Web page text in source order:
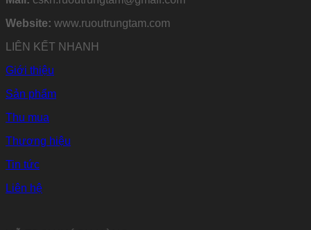
Website: www.ruoutrungtam.com
LIÊN KẾT NHANH
Giới thiệu
Sản phẩm
Thu mua
Thương hiệu
Tin tức
Liên hệ